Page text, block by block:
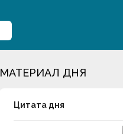
МАТЕРИАЛ ДНЯ
Цитата дня